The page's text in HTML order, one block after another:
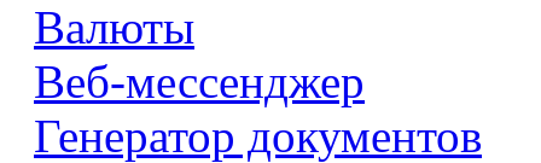
Валюты
Веб-мессенджер
Генератор документов